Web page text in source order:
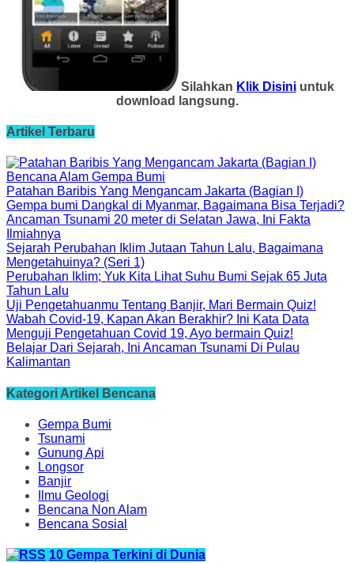
Silahkan Klik Disini untuk
download langsung.
Artikel Terbaru
Bencana Alam Gempa Bumi
Patahan Baribis Yang Mengancam Jakarta (Bagian I)
Gempa bumi Dangkal di Myanmar, Bagaimana Bisa Terjadi?
Ancaman Tsunami 20 meter di Selatan Jawa, Ini Fakta
Ilmiahnya
Sejarah Perubahan Iklim Jutaan Tahun Lalu, Bagaimana
Mengetahuinya? (Seri 1)
Perubahan Iklim; Yuk Kita Lihat Suhu Bumi Sejak 65 Juta
Tahun Lalu
Uji Pengetahuanmu Tentang Banjir, Mari Bermain Quiz!
Wabah Covid-19, Kapan Akan Berakhir? Ini Kata Data
Menguji Pengetahuan Covid 19, Ayo bermain Quiz!
Belajar Dari Sejarah, Ini Ancaman Tsunami Di Pulau
Kalimantan
Kategori Artikel Bencana
Gempa Bumi
Tsunami
Gunung Api
Longsor
Banjir
Ilmu Geologi
Bencana Non Alam
Bencana Sosial
10 Gempa Terkini di Dunia